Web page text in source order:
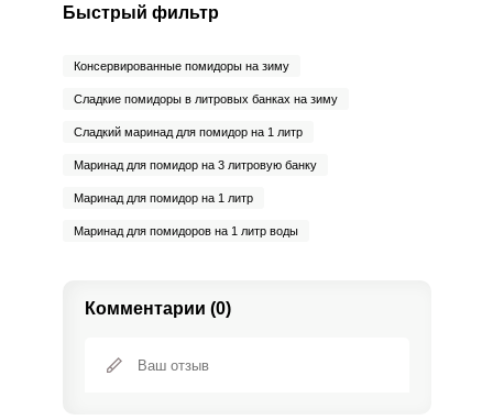
Быстрый фильтр
Консервированные помидоры на зиму
Сладкие помидоры в литровых банках на зиму
Сладкий маринад для помидор на 1 литр
Маринад для помидор на 3 литровую банку
Маринад для помидор на 1 литр
Маринад для помидоров на 1 литр воды
Комментарии (0)